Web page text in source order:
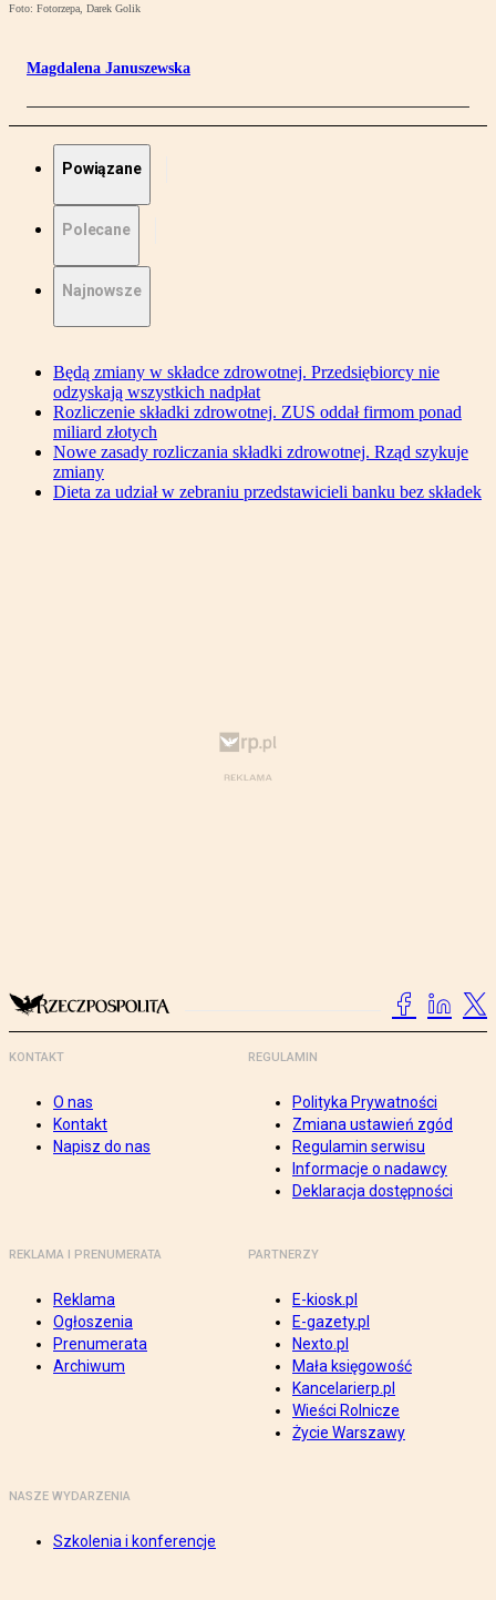
Foto: Fotorzepa, Darek Golik
Magdalena Januszewska
Powiązane
Polecane
Najnowsze
Będą zmiany w składce zdrowotnej. Przedsiębiorcy nie
odzyskają wszystkich nadpłat
Rozliczenie składki zdrowotnej. ZUS oddał firmom ponad
miliard złotych
Nowe zasady rozliczania składki zdrowotnej. Rząd szykuje
zmiany
Dieta za udział w zebraniu przedstawicieli banku bez składek
KONTAKT
O nas
Kontakt
Napisz do nas
REGULAMIN
Polityka Prywatności
Zmiana ustawień zgód
Regulamin serwisu
Informacje o nadawcy
Deklaracja dostępności
REKLAMA I PRENUMERATA
Reklama
Ogłoszenia
Prenumerata
Archiwum
PARTNERZY
E-kiosk.pl
E-gazety.pl
Nexto.pl
Mała księgowość
Kancelarierp.pl
Wieści Rolnicze
Życie Warszawy
NASZE WYDARZENIA
Szkolenia i konferencje